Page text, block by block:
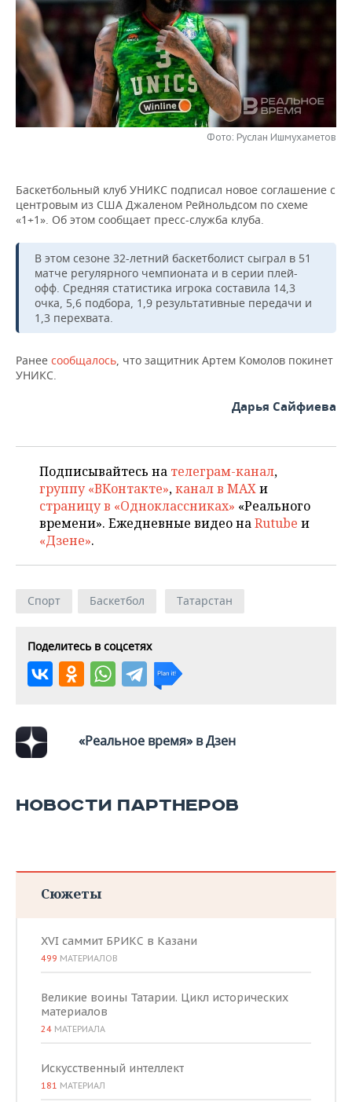
НЕФТЕХИМИЯ
НЕФТЬ
ОПК
ЭНЕРГЕТИКА
РОЗНИЧНАЯ ТОРГОВЛЯ
ТРАНСПОРТ
УСЛУГИ
НОВОСТИ ТЕХНОЛОГИЙ
IT
МЕДИА
МЕРОПРИЯТИЯ
НОВОСТИ МЕРОПРИЯТИЙ
ВЫЕЗДНАЯ РЕДАКЦИЯ
ОТКРЫТАЯ ЛЕКЦИЯ
СПОРТ
НОВОСТИ СПОРТА
БАСКЕТБОЛ
ВОЛЕЙБОЛ
КИБЕРСПОРТ
ФИГУРНОЕ КАТАНИЕ
ВОДНЫЕ ВИДЫ СПОРТА
ОБЩЕСТВО
ИНФРАСТРУКТУРА
ИСТОРИЯ
КУЛЬТУРА
МЕДИЦИНА
ОБРАЗОВАНИЕ
СПРАВОЧНИК
СПИСОК ПЕРСОН
СПИСОК КОМПАНИЙ
ПОЛНАЯ ВЕРСИЯ
Фото: Руслан Ишмухаметов
Баскетбольный клуб УНИКС подписал новое соглашение с
центровым из США Джаленом Рейнольдсом по схеме
«1+1». Об этом сообщает пресс-служба клуба.
В этом сезоне 32-летний баскетболист сыграл в 51
матче регулярного чемпионата и в серии плей-
офф. Средняя статистика игрока составила 14,3
очка, 5,6 подбора, 1,9 результативные передачи и
1,3 перехвата.
Ранее сообщалось, что защитник Артем Комолов покинет
УНИКС.
Дарья Сайфиева
Подписывайтесь на телеграм-канал,
группу «ВКонтакте»,канал в MAXи
страницу в «Одноклассниках» «Реального
времени». Ежедневные видео наRutube и
«Дзене».
Спорт Баскетбол Татарстан
Поделитесь в соцсетях
«Реальное время» в Дзен
НОВОСТИ ПАРТНЕРОВ
Сюжеты
XVI саммит БРИКС в Казани
499 МАТЕРИАЛОВ
Великие воины Татарии. Цикл исторических
материалов
24 МАТЕРИАЛА
Искусственный интеллект
181 МАТЕРИАЛ